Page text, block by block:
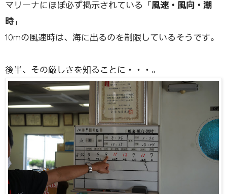
マリーナにほぼ必ず掲示されている「風速・風向・潮
時」
10mの風速時は、海に出るのを制限しているそうです。
後半、その厳しさを知ることに・・・。